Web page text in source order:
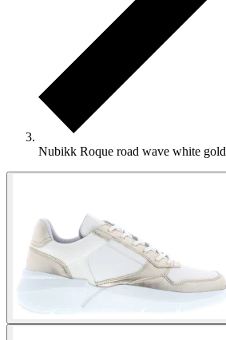
Nubikk Roque road wave white gold